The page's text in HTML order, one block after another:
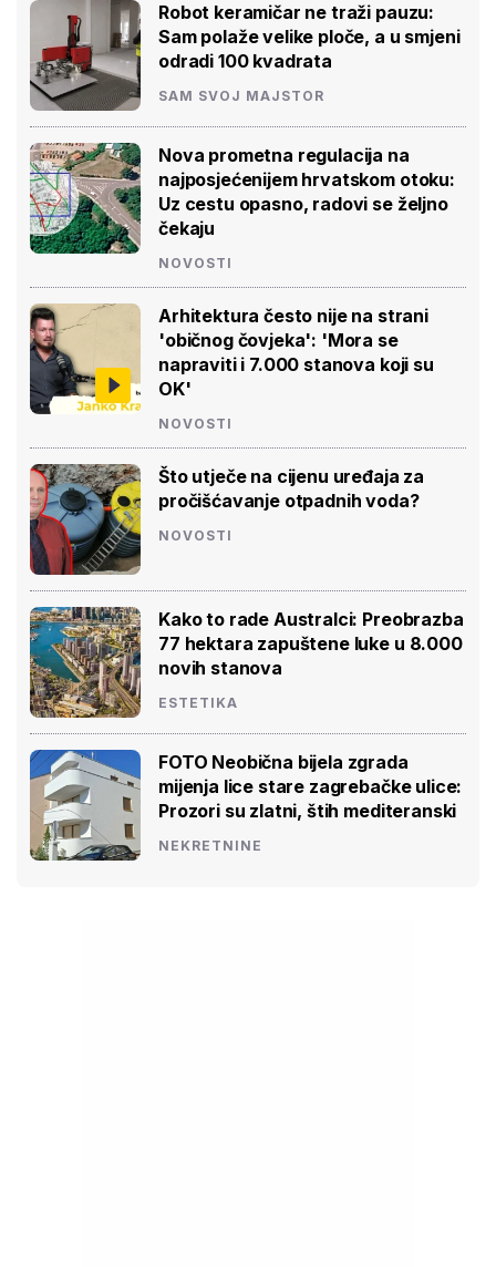
Robot keramičar ne traži pauzu:
Sam polaže velike ploče, a u smjeni
odradi 100 kvadrata
SAM SVOJ MAJSTOR
Nova prometna regulacija na
najposjećenijem hrvatskom otoku:
Uz cestu opasno, radovi se željno
čekaju
NOVOSTI
Arhitektura često nije na strani
'običnog čovjeka': 'Mora se
napraviti i 7.000 stanova koji su
OK'
NOVOSTI
Što utječe na cijenu uređaja za
pročišćavanje otpadnih voda?
NOVOSTI
Kako to rade Australci: Preobrazba
77 hektara zapuštene luke u 8.000
novih stanova
ESTETIKA
FOTO Neobična bijela zgrada
mijenja lice stare zagrebačke ulice:
Prozori su zlatni, štih mediteranski
NEKRETNINE